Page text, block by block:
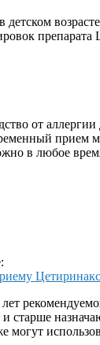
от
прием
в любое
и старше
могут